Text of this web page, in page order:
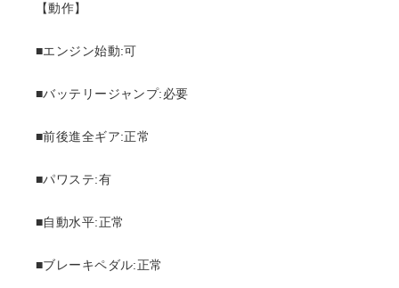
【動作】
■エンジン始動:可
■バッテリージャンプ:必要
■前後進全ギア:正常
■パワステ:有
■自動水平:正常
■ブレーキペダル:正常